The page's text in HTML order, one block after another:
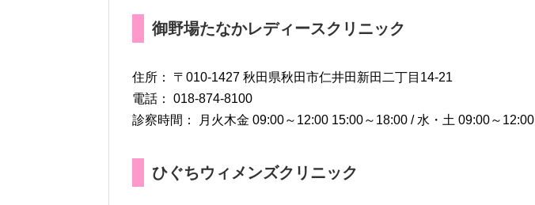
御野場たなかレディースクリニック
住所： 〒010-1427 秋田県秋田市仁井田新田二丁目14-21
電話： 018-874-8100
診察時間： 月火木金 09:00～12:00 15:00～18:00 / 水・土 09:00～12:00
ひぐちウィメンズクリニック